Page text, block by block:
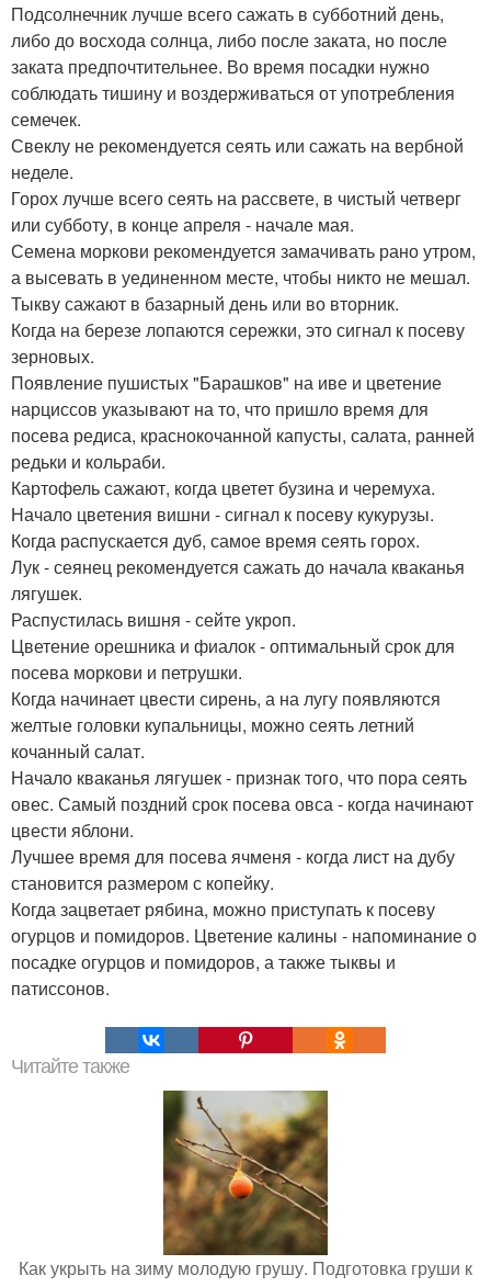
Подсолнечник лучше всего сажать в субботний день,
либо до восхода солнца, либо после заката, но после
заката предпочтительнее. Во время посадки нужно
соблюдать тишину и воздерживаться от употребления
семечек.
Свеклу не рекомендуется сеять или сажать на вербной
неделе.
Горох лучше всего сеять на рассвете, в чистый четверг
или субботу, в конце апреля - начале мая.
Семена моркови рекомендуется замачивать рано утром,
а высевать в уединенном месте, чтобы никто не мешал.
Тыкву сажают в базарный день или во вторник.
Когда на березе лопаются сережки, это сигнал к посеву
зерновых.
Появление пушистых "Барашков" на иве и цветение
нарциссов указывают на то, что пришло время для
посева редиса, краснокочанной капусты, салата, ранней
редьки и кольраби.
Картофель сажают, когда цветет бузина и черемуха.
Начало цветения вишни - сигнал к посеву кукурузы.
Когда распускается дуб, самое время сеять горох.
Лук - сеянец рекомендуется сажать до начала кваканья
лягушек.
Распустилась вишня - сейте укроп.
Цветение орешника и фиалок - оптимальный срок для
посева моркови и петрушки.
Когда начинает цвести сирень, а на лугу появляются
желтые головки купальницы, можно сеять летний
кочанный салат.
Начало кваканья лягушек - признак того, что пора сеять
овес. Самый поздний срок посева овса - когда начинают
цвести яблони.
Лучшее время для посева ячменя - когда лист на дубу
становится размером с копейку.
Когда зацветает рябина, можно приступать к посеву
огурцов и помидоров. Цветение калины - напоминание о
посадке огурцов и помидоров, а также тыквы и
патиссонов.
Читайте также
Как укрыть на зиму молодую грушу. Подготовка груши к